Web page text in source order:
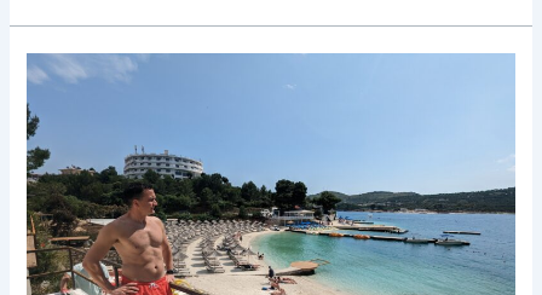
c
e
o
o
k
at
s
p
p
m
tir